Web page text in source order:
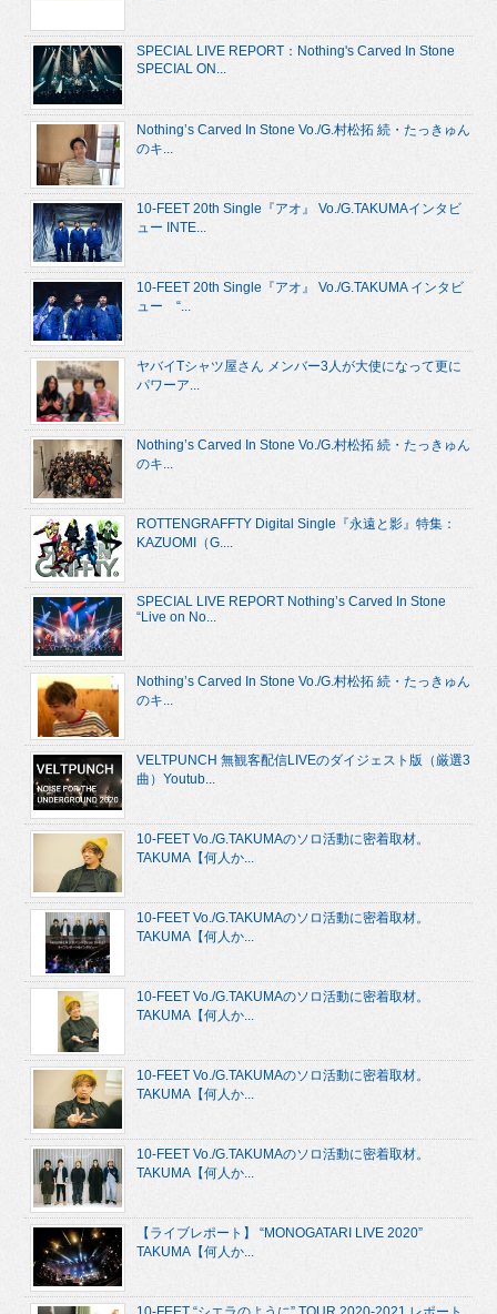
SPECIAL LIVE REPORT：Nothing's Carved In Stone
SPECIAL ON...
Nothing’s Carved In Stone Vo./G.村松拓 続・たっきゅん
のキ...
10-FEET 20th Single『アオ』 Vo./G.TAKUMAインタビ
ュー INTE...
10-FEET 20th Single『アオ』 Vo./G.TAKUMA インタビ
ュー “...
ヤバイTシャツ屋さん メンバー3人が大使になって更に
パワーア...
Nothing’s Carved In Stone Vo./G.村松拓 続・たっきゅん
のキ...
ROTTENGRAFFTY Digital Single『永遠と影』特集：
KAZUOMI（G....
SPECIAL LIVE REPORT Nothing’s Carved In Stone
“Live on No...
Nothing’s Carved In Stone Vo./G.村松拓 続・たっきゅん
のキ...
VELTPUNCH 無観客配信LIVEのダイジェスト版（厳選3
曲）Youtub...
10-FEET Vo./G.TAKUMAのソロ活動に密着取材。
TAKUMA【何人か...
10-FEET Vo./G.TAKUMAのソロ活動に密着取材。
TAKUMA【何人か...
10-FEET Vo./G.TAKUMAのソロ活動に密着取材。
TAKUMA【何人か...
10-FEET Vo./G.TAKUMAのソロ活動に密着取材。
TAKUMA【何人か...
10-FEET Vo./G.TAKUMAのソロ活動に密着取材。
TAKUMA【何人か...
【ライブレポート】 “MONOGATARI LIVE 2020”
TAKUMA【何人か...